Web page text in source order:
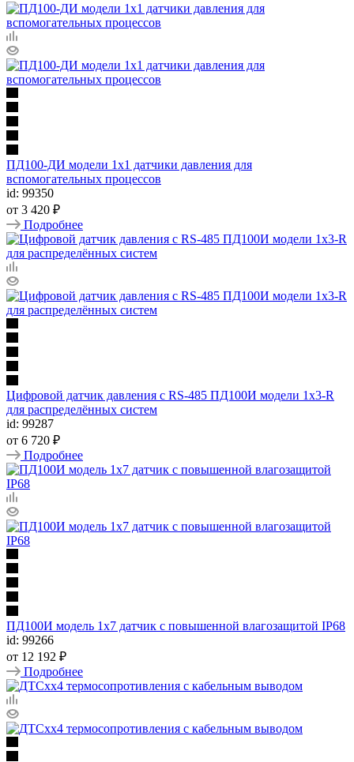
ПД100-ДИ модели 1х1 датчики давления для
вспомогательных процессов
id: 99350
от 3 420 ₽
Подробнее
Цифровой датчик давления с RS-485 ПД100И модели 1х3-R
для распределённых систем
id: 99287
от 6 720 ₽
Подробнее
ПД100И модель 1х7 датчик c повышенной влагозащитой IP68
id: 99266
от 12 192 ₽
Подробнее